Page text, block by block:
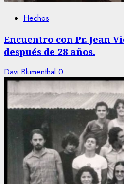
Hechos
Encuentro con Pr. Jean
después de 28 años.
Davi Blumenthal 0